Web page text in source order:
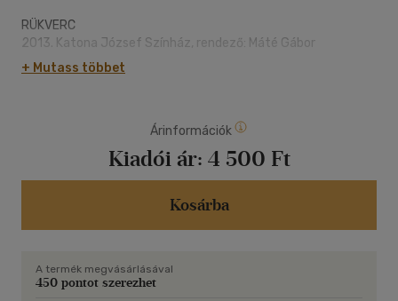
RÜKVERC
2013. Katona József Színház, rendező: Máté Gábor
2015. Kassai Thália Színház, rendező: Czajlik József
2017. Kaposvári Csiky Gergely Színház, rendező: Lendvai
2014. Stuttgarti Tri-Bühne Színház, rendező: Bagossy László
(a darab német fordítása Geldreigen címen)
2015. Kaposvári Csiky Gergely Színház, rendező: Kelemen
József (felolvasó színházi változat)
SKORPIÓ
+ Mutass többet
Árinformációk
Kiadói ár: 4 500 Ft
Kosárba
A termék megvásárlásával
450 pontot szerezhet